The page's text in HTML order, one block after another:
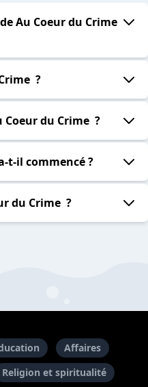
Au Coeur du Crime
?
Coeur du Crime ?
t-il commencé ?
du Crime ?
Affaires
Religion et spiritualité